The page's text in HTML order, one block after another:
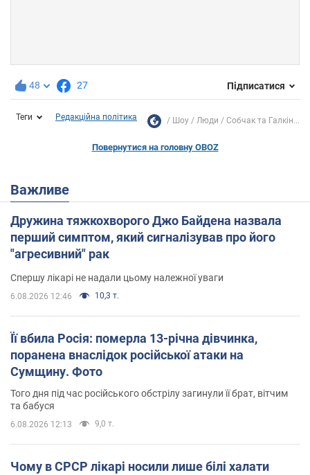
48 27 Підписатися
Теги Редакційна політика Шоу Люди Собчак та Галкін...
Повернутися на головну OBOZ
Важливе
Дружина тяжкохворого Джо Байдена назвала
перший симптом, який сигналізував про його
"агресивний" рак
Спершу лікарі не надали цьому належної уваги
6.08.2026 12:46 10,3 т.
Її вбила Росія: померла 13-річна дівчинка,
поранена внаслідок російської атаки на
Сумщину. Фото
Того дня під час російського обстрілу загинули її брат, вітчим
та бабуся
6.08.2026 12:13 9,0 т.
Чому в СРСР лікарі носили лише білі халати